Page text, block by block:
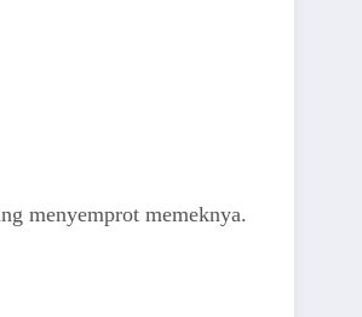
mеnуеmрrоt mеmеknуа.